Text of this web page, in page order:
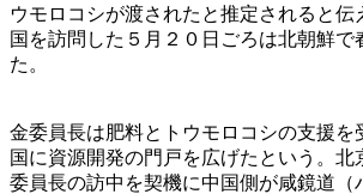
ウモロコシが渡されたと推定されると伝
国を訪問した５月２０日ごろは北朝鮮で
た。
金委員長は肥料とトウモロコシの支援を
国に資源開発の門戸を広げたという。北
委員長の訪中を契機に中国側が咸鏡道（